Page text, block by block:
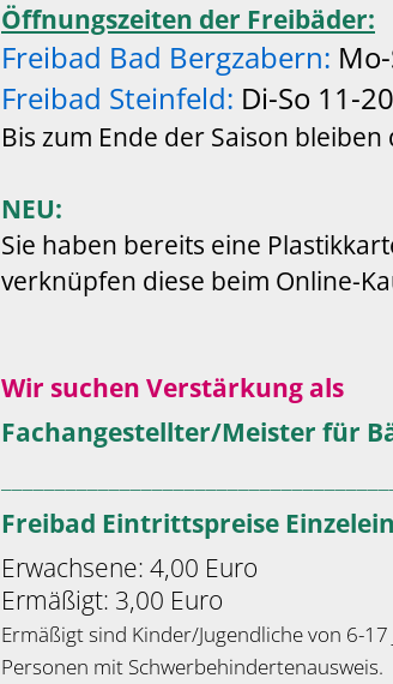
Öffnungszeiten der Freibäder:
Freibad Bad Bergzabern:
Freibad Steinfeld: Di-So 11-
Bis zum Ende der Saison
NEU:
Sie haben bereits eine
verknüpfen diese beim Online-
Wir suchen Verstärkung als
Fachangestellter/Meister für
Freibad Eintrittspreise
Erwachsene: 4,00 Euro
Ermäßigt: 3,00 Euro
Ermäßigt sind Kinder/Jugendliche von 6-
Personen mit Schwerbehindertenausweis.